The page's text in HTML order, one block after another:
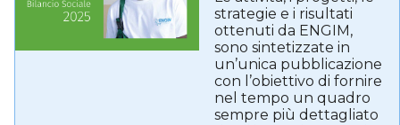
strategie e i risultati
ottenuti da ENGIM,
sono sintetizzate in
un’unica pubblicazione
con l’obiettivo di fornire
nel tempo un quadro
sempre più dettagliato